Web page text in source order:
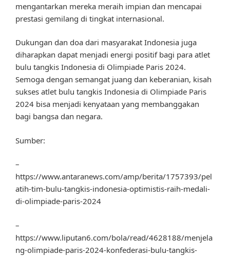
mengantarkan mereka meraih impian dan mencapai
prestasi gemilang di tingkat internasional.
Dukungan dan doa dari masyarakat Indonesia juga
diharapkan dapat menjadi energi positif bagi para atlet
bulu tangkis Indonesia di Olimpiade Paris 2024.
Semoga dengan semangat juang dan keberanian, kisah
sukses atlet bulu tangkis Indonesia di Olimpiade Paris
2024 bisa menjadi kenyataan yang membanggakan
bagi bangsa dan negara.
Sumber:
–
https://www.antaranews.com/amp/berita/1757393/pel
atih-tim-bulu-tangkis-indonesia-optimistis-raih-medali-
di-olimpiade-paris-2024
–
https://www.liputan6.com/bola/read/4628188/menjela
ng-olimpiade-paris-2024-konfederasi-bulu-tangkis-